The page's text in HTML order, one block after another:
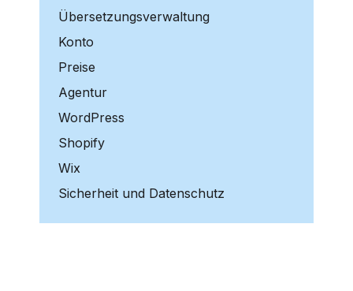
Übersetzungsverwaltung
Konto
Preise
Agentur
WordPress
Shopify
Wix
Sicherheit und Datenschutz